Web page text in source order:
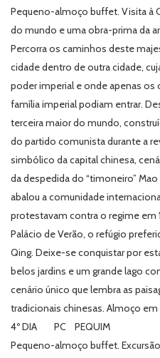
Pequeno-almoço buffet. Visita à
do mundo e uma obra-prima da
Percorra os caminhos deste
cidade dentro de outra cidade,
poder imperial e onde apenas os
família imperial podiam entrar.
terceira maior do mundo,
do partido comunista durante a
simbólico da capital chinesa,
da despedida do “timoneiro”
abalou a comunidade
protestavam contra o regime em
Palácio de Verão, o refúgio
Qing. Deixe-se conquistar por
belos jardins e um grande lago
cenário único que lembra as
tradicionais chinesas. Almoço
4º DIA PC PEQUIM
Pequeno-almoço buffet.